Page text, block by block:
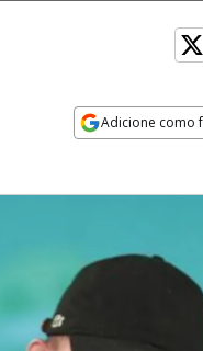
Adicione como